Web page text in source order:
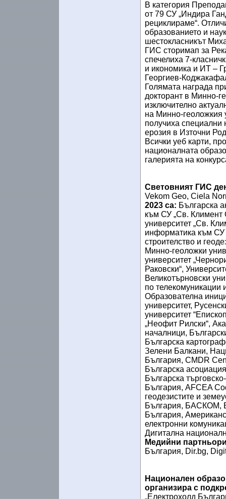
В категория
от 79 СУ „Индира
рециклираме“.
образованието и
шестокласникът
ГИС сторимап за
спечелиха 7-
и икономика и ИТ –
Георгиев-
Голямата награда
докторант в Минно-
изключително
на Минно-геоложкия
получиха специални
ерозия в Източни
Всички уеб карти,
националната
галерията на
Световният ГИС
Vekom Geo, Ciela
2023 са: Българска
към СУ „Св. Климент
университет „Св.
информатика към СУ
строителство и
Минно-геоложки
университет
Раковски“,
Великотърновски
по телекомуникации
Образователна
университет,
университет
„Неофит Рилски“,
началници,
Българска
Зелени Балкани,
България, CMDR
Българска
Българска
България, AFCEA
геодезистите и
България, БАСКОМ,
България,
електронни
Дигитална
Медийни
България, Dir.bg,
Национален
организира с
„Електрохолд